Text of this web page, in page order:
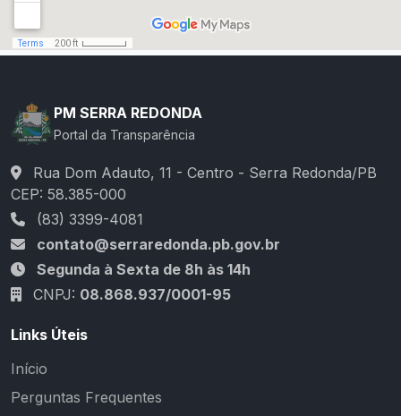
PM SERRA REDONDA
Portal da Transparência
Rua Dom Adauto, 11 - Centro - Serra Redonda/PB
CEP: 58.385-000
(83) 3399-4081
contato@serraredonda.pb.gov.br
Segunda à Sexta de 8h às 14h
CNPJ: 08.868.937/0001-95
Links Úteis
Início
Perguntas Frequentes